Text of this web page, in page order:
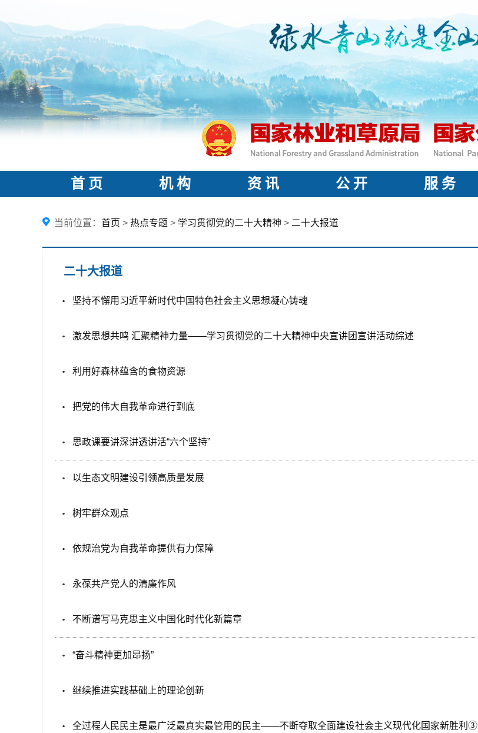
首 页 机 构 资 讯 公 开 服 务
当前位置： 首页 > 热点专题 > 学习贯彻党的二十大精神 > 二十大报道
二十大报道
坚持不懈用习近平新时代中国特色社会主义思想凝心铸魂
激发思想共鸣 汇聚精神力量——学习贯彻党的二十大精神中央宣讲团宣讲活动综述
利用好森林蕴含的食物资源
把党的伟大自我革命进行到底
思政课要讲深讲透讲活“六个坚持”
以生态文明建设引领高质量发展
树牢群众观点
依规治党为自我革命提供有力保障
永葆共产党人的清廉作风
不断谱写马克思主义中国化时代化新篇章
“奋斗精神更加昂扬”
继续推进实践基础上的理论创新
全过程人民民主是最广泛最真实最管用的民主——不断夺取全面建设社会主义现代化国家新胜利③